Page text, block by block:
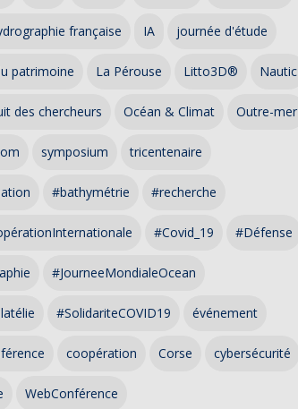
française IA journée d'étude
patrimoine La Pérouse Litto3D® Nautic
des chercheurs Océan & Climat Outre-mer
symposium tricentenaire
#bathymétrie #recherche
#Covid_19 #Défense
#JourneeMondialeOcean
#SolidariteCOVID19 événement
coopération Corse cybersécurité
WebConférence